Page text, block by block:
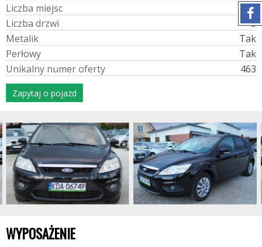
Liczba miejsc
5
Liczba drzwi
5
Metalik
Tak
Perłowy
Tak
Unikalny numeroferty 463
Zapytaj o pojazd
WYPOSAŻENIE